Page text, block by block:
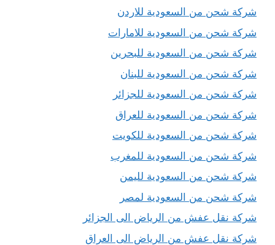
شركة شحن من السعودية للاردن
شركة شحن من السعودية للامارات
شركة شحن من السعودية للبحرين
شركة شحن من السعودية للبنان
شركة شحن من السعودية للجزائر
شركة شحن من السعودية للعراق
شركة شحن من السعودية للكويت
شركة شحن من السعودية للمغرب
شركة شحن من السعودية لليمن
شركة شحن من السعودية لمصر
شركة نقل عفش من الرياض الى الجزائر
شركة نقل عفش من الرياض الى العراق